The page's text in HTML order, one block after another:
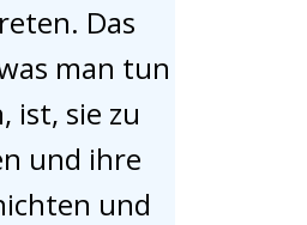
Das
man tun
ist, sie zu
und ihre
und